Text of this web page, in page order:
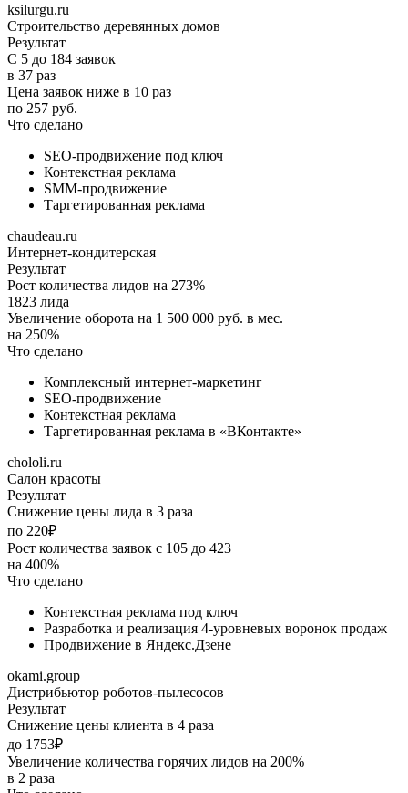
ksilurgu.ru
Строительство деревянных домов
Результат
С 5 до 184 заявок
в 37 раз
Цена заявок ниже в 10 раз
по 257 руб.
Что сделано
SEO-продвижение под ключ
Контекстная реклама
SMM-продвижение
Таргетированная реклама
chaudeau.ru
Интернет-кондитерская
Результат
Рост количества лидов на 273%
1823 лида
Увеличение оборота на 1 500 000 руб. в мес.
на 250%
Что сделано
Комплексный интернет-маркетинг
SEO-продвижение
Контекстная реклама
Таргетированная реклама в «ВКонтакте»
chololi.ru
Салон красоты
Результат
Снижение цены лида в 3 раза
по 220₽
Рост количества заявок с 105 до 423
на 400%
Что сделано
Контекстная реклама под ключ
Разработка и реализация 4-уровневых воронок продаж
Продвижение в Яндекс.Дзене
okami.group
Дистрибьютор роботов-пылесосов
Результат
Снижение цены клиента в 4 раза
до 1753₽
Увеличение количества горячих лидов на 200%
в 2 раза